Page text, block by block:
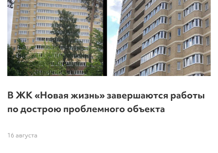
В ЖК «Новая жизнь» завершаются работы
по дострою проблемного объекта
16 августа